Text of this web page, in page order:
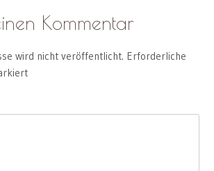
Kommentar
wird nicht veröffentlicht. Erforderliche